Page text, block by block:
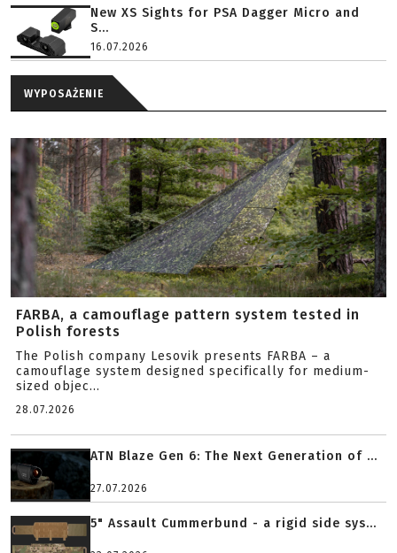
New XS Sights for PSA Dagger Micro and
S...
16.07.2026
WYPOSAŻENIE
FARBA, a camouflage pattern system tested in
Polish forests
The Polish company Lesovik presents FARBA – a
camouflage system designed specifically for medium-
sized objec...
28.07.2026
ATN Blaze Gen 6: The Next Generation of ...
27.07.2026
5" Assault Cummerbund - a rigid side sys...